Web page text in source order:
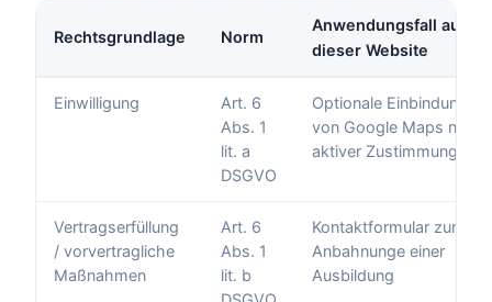
Rechtsgrundlage Norm
Anwendungsfall auf
dieser Website
Einwilligung
Art. 6
Abs. 1
lit. a
DSGVO
Optionale Einbindung
von Google Maps nach
aktiver Zustimmung
Vertragserfüllung
/ vorvertragliche
Maßnahmen
Art. 6
Abs. 1
lit. b
Kontaktformular zur
Anbahnunge einer
Ausbildung